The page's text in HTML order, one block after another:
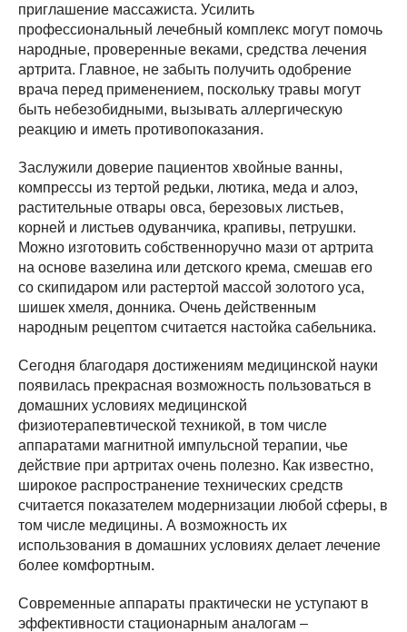
приглашение массажиста. Усилить
профессиональный лечебный комплекс могут помочь
народные, проверенные веками, средства лечения
артрита. Главное, не забыть получить одобрение
врача перед применением, поскольку травы могут
быть небезобидными, вызывать аллергическую
реакцию и иметь противопоказания.
Заслужили доверие пациентов хвойные ванны,
компрессы из тертой редьки, лютика, меда и алоэ,
растительные отвары овса, березовых листьев,
корней и листьев одуванчика, крапивы, петрушки.
Можно изготовить собственноручно мази от артрита
на основе вазелина или детского крема, смешав его
со скипидаром или растертой массой золотого уса,
шишек хмеля, донника. Очень действенным
народным рецептом считается настойка сабельника.
Сегодня благодаря достижениям медицинской науки
появилась прекрасная возможность пользоваться в
домашних условиях медицинской
физиотерапевтической техникой, в том числе
аппаратами магнитной импульсной терапии, чье
действие при артритах очень полезно. Как известно,
широкое распространение технических средств
считается показателем модернизации любой сферы, в
том числе медицины. А возможность их
использования в домашних условиях делает лечение
более комфортным.
Современные аппараты практически не уступают в
эффективности стационарным аналогам –